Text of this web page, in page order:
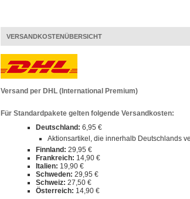
VERSANDKOSTENÜBERSICHT
Versand per DHL (International Premium)
Für Standardpakete gelten folgende Versandkosten:
Deutschland: 6,95 €
Aktionsartikel, die innerhalb Deutschlands
Finnland: 29,95 €
Frankreich: 14,90 €
Italien: 19,90 €
Schweden: 29,95 €
Schweiz: 27,50 €
Österreich: 14,90 €